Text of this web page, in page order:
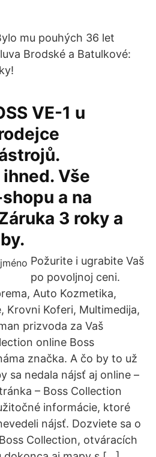
mu pouhých 36 let
Brodské a Batulkové:
VE-1 u
Vše
a na
3 roky a
Požurite i ugrabite Vaš
po povoljnoj ceni.
Auto Kozmetika,
Krovni Koferi, Multimedija,
prizvoda za Vaš
online Boss
značka. A čo by to už
sa nedala nájsť aj online –
– Boss Collection
informácie, ktoré
nájsť. Dozviete sa o
Collection, otváracích